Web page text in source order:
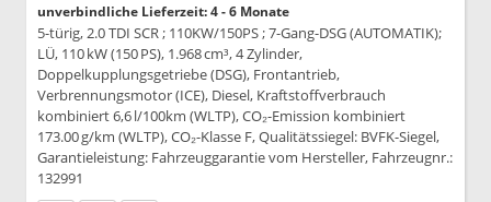
unverbindliche Lieferzeit: 4 - 6 Monate
5-türig, 2.0 TDI SCR ; 110KW/150PS ; 7-Gang-DSG (AUTOMATIK);
LÜ, 110 kW (150 PS), 1.968 cm³, 4 Zylinder,
Doppelkupplungsgetriebe (DSG), Frontantrieb,
Verbrennungsmotor (ICE), Diesel, Kraftstoffverbrauch
kombiniert 6,6 l/100km (WLTP), CO₂-Emission kombiniert
173.00 g/km (WLTP), CO₂-Klasse F, Qualitätssiegel: BVFK-Siegel,
Garantieleistung: Fahrzeuggarantie vom Hersteller, Fahrzeugnr.:
132991